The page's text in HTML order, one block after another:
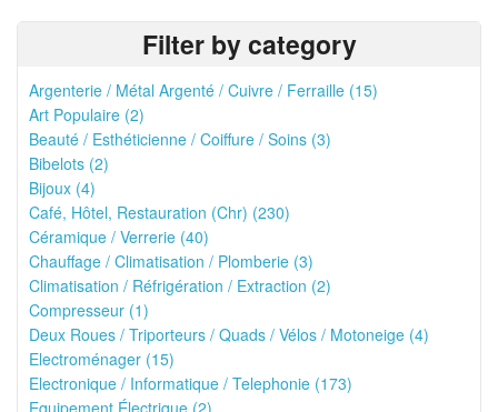
Filter by category
Argenterie / Métal Argenté / Cuivre / Ferraille (15)
Art Populaire (2)
Beauté / Esthéticienne / Coiffure / Soins (3)
Bibelots (2)
Bijoux (4)
Café, Hôtel, Restauration (Chr) (230)
Céramique / Verrerie (40)
Chauffage / Climatisation / Plomberie (3)
Climatisation / Réfrigération / Extraction (2)
Compresseur (1)
Deux Roues / Triporteurs / Quads / Vélos / Motoneige (4)
Electroménager (15)
Electronique / Informatique / Telephonie (173)
Equipement Électrique (2)